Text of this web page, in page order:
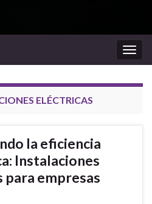
la
ELÉCTRICAS
la eficiencia
Instalaciones
para empresas